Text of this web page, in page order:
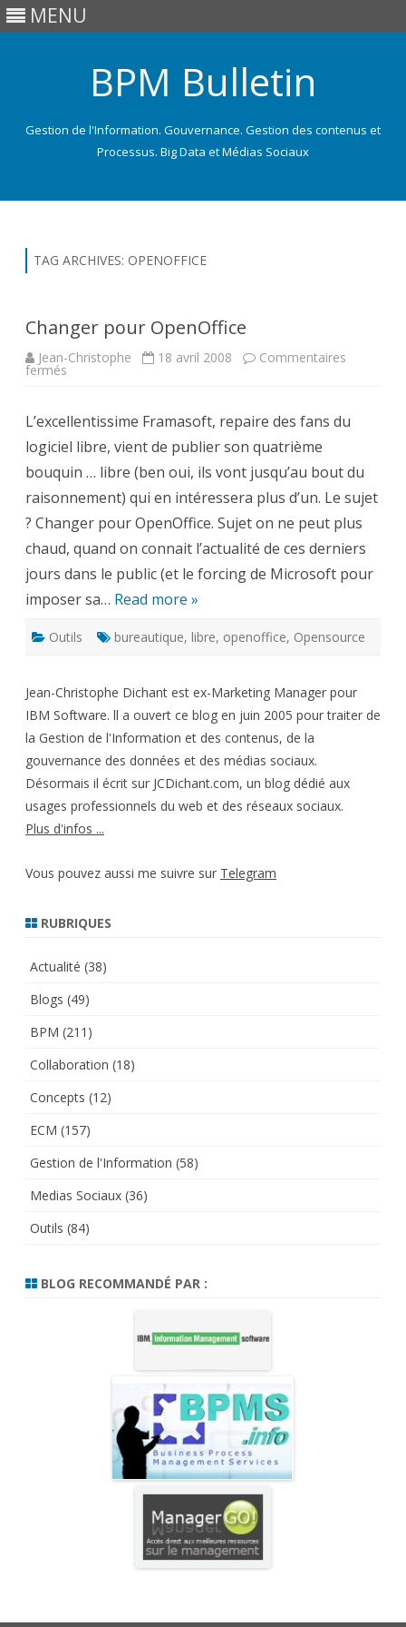
MENU
BPM Bulletin
Gestion de l'Information. Gouvernance. Gestion des contenus et
Processus. Big Data et Médias Sociaux
TAG ARCHIVES: OPENOFFICE
Changer pour OpenOffice
Jean-Christophe 18 avril 2008 Commentaires
fermés
L’excellentissime Framasoft, repaire des fans du
logiciel libre, vient de publier son quatrième
bouquin … libre (ben oui, ils vont jusqu’au bout du
raisonnement) qui en intéressera plus d’un. Le sujet
? Changer pour OpenOffice. Sujet on ne peut plus
chaud, quand on connait l’actualité de ces derniers
jours dans le public (et le forcing de Microsoft pour
imposer sa… Read more »
Outils bureautique, libre, openoffice, Opensource
Jean-Christophe Dichant est ex-Marketing Manager pour
IBM Software. ll a ouvert ce blog en juin 2005 pour traiter de
la Gestion de l'Information et des contenus, de la
gouvernance des données et des médias sociaux.
Désormais il écrit sur JCDichant.com, un blog dédié aux
usages professionnels du web et des réseaux sociaux.
Plus d'infos ...
Vous pouvez aussi me suivre sur Telegram
RUBRIQUES
Actualité (38)
Blogs (49)
BPM (211)
Collaboration (18)
Concepts (12)
ECM (157)
Gestion de l'Information (58)
Medias Sociaux (36)
Outils (84)
BLOG RECOMMANDÉ PAR :